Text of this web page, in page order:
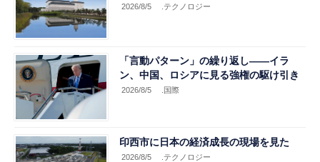
2026/8/5 .テクノロジー
「言動パターン」の繰り返し――イラ
ン、中国、ロシアに見る強権の駆け引き
2026/8/5 .国際
印西市に日本の経済成長の現場を見た
2026/8/5 .テクノロジー